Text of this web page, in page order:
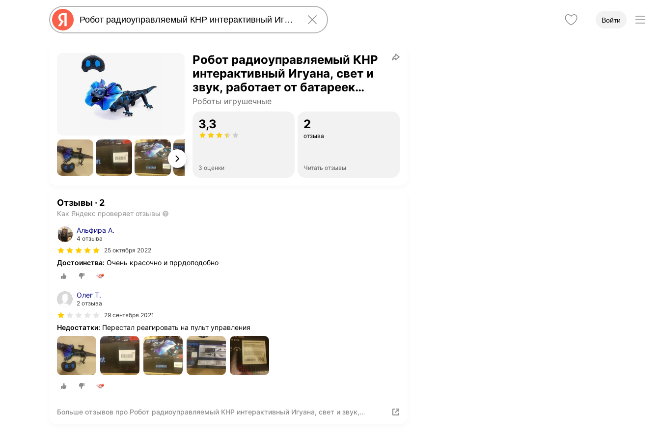
Войти
Робот радиоуправляемый КНР
интерактивный Игуана, свет и
звук, работает от батареек
ZY809432
Роботы игрушечные
3,3
3 оценки
2
отзыва
Читать отзывы
Отзывы · 2
Как Яндекс проверяет отзывы
Альфира А.
4 отзыва
25 октября 2022
Достоинства: Очень красочно и пррдоподобно
Олег Т.
2 отзыва
29 сентября 2021
Недостатки: Перестал реагировать на пульт управления
Больше отзывов про Робот радиоуправляемый КНР интерактивный Игуана, свет и звук,